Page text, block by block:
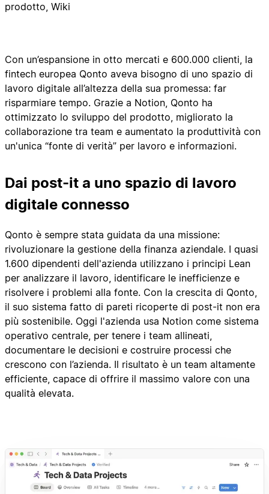
Con un’espansione in otto mercati e 600.000 clienti, la
fintech europea Qonto aveva bisogno di uno spazio di
lavoro digitale all’altezza della sua promessa: far
risparmiare tempo. Grazie a Notion, Qonto ha
ottimizzato lo sviluppo del prodotto, migliorato la
collaborazione tra team e aumentato la produttività con
un'unica “fonte di verità” per lavoro e informazioni.
Dai post-it a uno spazio di lavoro
digitale connesso
Qonto è sempre stata guidata da una missione:
rivoluzionare la gestione della finanza aziendale. I quasi
1.600 dipendenti dell'azienda utilizzano i principi Lean
per analizzare il lavoro, identificare le inefficienze e
risolvere i problemi alla fonte. Con la crescita di Qonto,
il suo sistema fatto di pareti ricoperte di post-it non era
più sostenibile. Oggi l'azienda usa Notion come sistema
operativo centrale, per tenere i team allineati,
documentare le decisioni e costruire processi che
crescono con l’azienda. Il risultato è un team altamente
efficiente, capace di offrire il massimo valore con una
qualità elevata.
prodotto, Wiki